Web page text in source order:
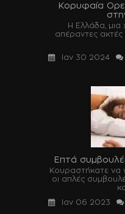
Κορυφαία
Η Ελλάδα, μια
απέραντες ακτές
Ιαν 30 2024
Επτά
Κουραστήκατε να
οι απλές
Ιαν 06 2023